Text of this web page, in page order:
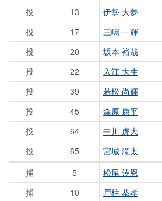
投
13 伊勢 大夢
投
17 三嶋 一輝
投
20 坂本 裕哉
投
22 入江 大生
投
39 若松 尚輝
投
45 森原 康平
投
64 中川 虎大
投
65 宮城 滝太
捕
5 松尾 汐恩
捕
10 戸柱 恭孝